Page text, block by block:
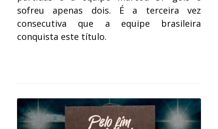
sofreu apenas dois. É a terceira vez
consecutiva que a equipe brasileira
conquista este título.